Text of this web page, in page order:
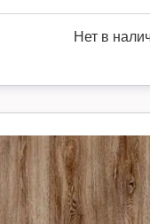
Нет в